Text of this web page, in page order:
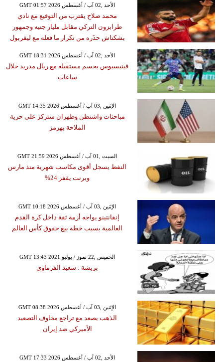
GMT 01:57 2026 الأحد ,02 آب / أغسطس
محمد صلاح يقترب من التوقيع مع نادي
طرابزون التركي مقابل مليار جنيه وجمهور
بشكتاش حذَره من تكرار ما فعله مع ليفربول
GMT 18:31 2026 الأحد ,02 آب / أغسطس
فينيسيوس يحسم مستقبله مع ريال مدريد خلال
ساعات
GMT 14:35 2026 الإثنين ,03 آب / أغسطس
مباحثات واشنطن وطهران ستركز على حرية
الملاحة بهرمز
GMT 21:59 2026 السبت ,01 آب / أغسطس
النفط يسجل أقوى مكاسب شهرية منذ مارس
وبرنت يقفز 24%
GMT 10:18 2026 الإثنين ,03 آب / أغسطس
إنفانتينو يواجه أزمة ثقة داخل كرة القدم
العالمية بسبب خطة بيع حقوق كأس العالم
GMT 13:43 2021 الخميس ,22 تموز / يوليو
بريشة : سعيد الفرماوي
GMT 08:38 2026 الإثنين ,03 آب / أغسطس
الذهب يصعد مع تراجع مخاوف التصعيد
الأميركي ضد إيران
GMT 17:33 2026 الأحد ,02 آب / أغسطس